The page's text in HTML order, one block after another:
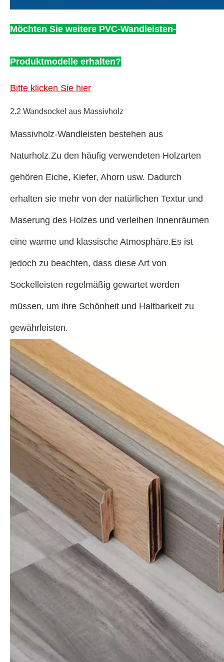
Möchten Sie weitere PVC-Wandleisten-
Produktmodelle erhalten?
Bitte klicken Sie hier
2.2 Wandsockel aus Massivholz
Massivholz-Wandleisten bestehen aus
Naturholz.Zu den häufig verwendeten Holzarten
gehören Eiche, Kiefer, Ahorn usw. Dadurch
erhalten sie mehr von der natürlichen Textur und
Maserung des Holzes und verleihen Innenräumen
eine warme und klassische Atmosphäre.Es ist
jedoch zu beachten, dass diese Art von
Sockelleisten regelmäßig gewartet werden
müssen, um ihre Schönheit und Haltbarkeit zu
gewährleisten.